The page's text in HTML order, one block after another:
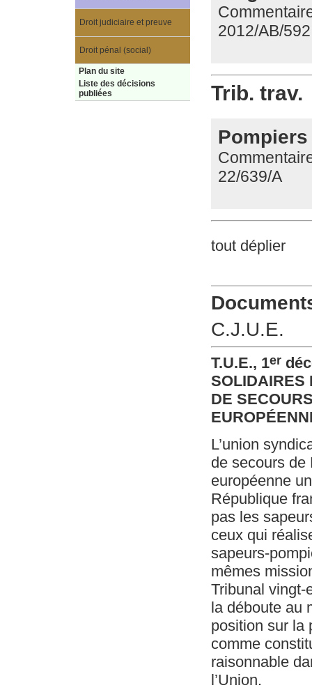
2012/AB/592
Trib. trav.
22/639/A
tout déplier
C.J.U.E.
T.U.E., 1er
SOLIDAIRES
DE
L’union
de secours de
européenne
République
pas les
ceux qui
sapeurs-
mêmes
Tribunal vingt-
la déboute au
position sur la
comme
raisonnable
l’Union.
Droit judiciaire et preuve
Droit pénal (social)
Plan du site
Liste des décisions
publiées